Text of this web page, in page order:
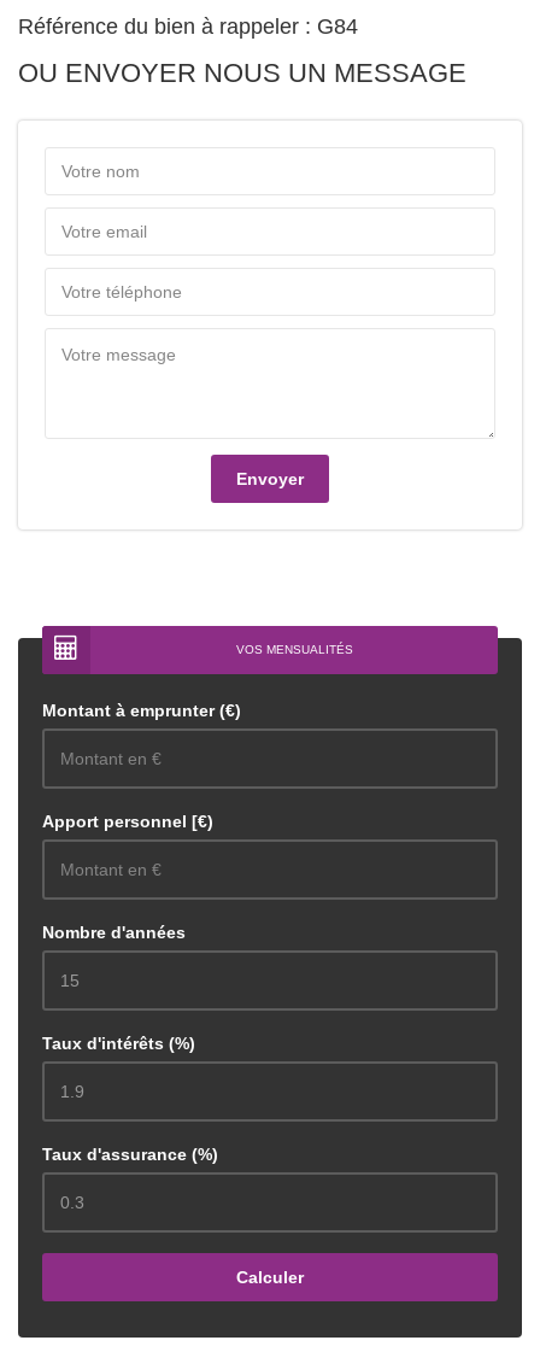
Référence du bien à rappeler : G84
OU ENVOYER NOUS UN MESSAGE
Envoyer
VOS MENSUALITÉS
Montant à emprunter (€)
Apport personnel [€)
Nombre d'années
Taux d'intérêts (%)
Taux d'assurance (%)
Calculer